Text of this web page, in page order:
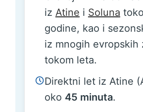
iz Atine i Soluna
godine, kao i
iz mnogih evropskih
tokom leta.
Direktni let iz Atine
oko 45 minuta.